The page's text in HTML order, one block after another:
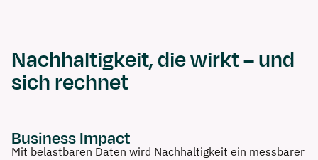
Nachhaltigkeit, die wirkt – und
sich rechnet
Business Impact
Mit belastbaren Daten wird Nachhaltigkeit ein messbarer